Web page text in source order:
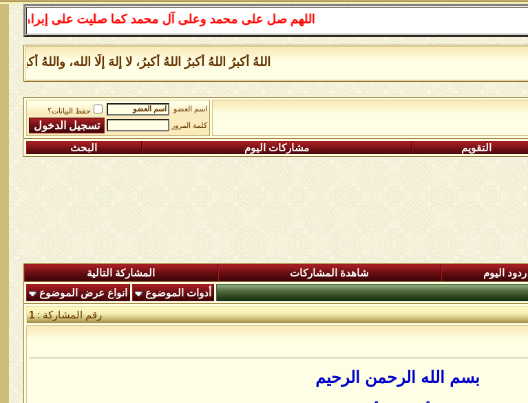
اللهم صل على محمد وعلى آل محمد كما صليت على إبراهيم وعلى
اللهُ أكبرُ اللهُ أكبرُ اللهُ أكبرُ، لا إلهَ إلَّا الله، واللهُ
اسم العضو
حفظ البيانات؟
كلمة المرور
التقويم مشاركات اليوم البحث
ردود اليوم شاهدة المشاركات
المشاركة التالية
أدوات الموضوع
انواع عرض الموضوع
رقم المشاركة :1
بسم الله الرحمن الرحيم